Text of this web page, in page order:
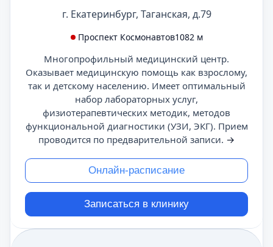
г. Екатеринбург, Таганская, д.79
Проспект Космонавтов1082 м
Многопрофильный медицинский центр.
Оказывает медицинскую помощь как взрослому,
так и детскому населению. Имеет оптимальный
набор лабораторных услуг,
физиотерапевтических методик, методов
функциональной диагностики (УЗИ, ЭКГ). Прием
проводится по предварительной записи. →
Онлайн-расписание
Записаться в клинику